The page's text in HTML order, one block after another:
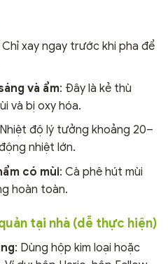
Chỉ xay ngay trước khi pha để
và ẩm: Đây là kẻ thù
và bị oxy hóa.
độ lý tưởng khoảng 20–
nhiệt lớn.
có mùi: Cà phê hút mùi
hoàn toàn.
tại nhà (dễ thực hiện)
: Dùng hộp kim loại hoặc